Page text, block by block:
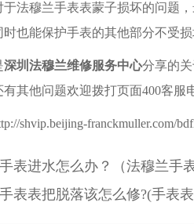
穆兰手表表蒙子损坏的问题，
也能保护手表的其他部分不受损
深圳法穆兰维修服务中心分享的关
其他问题欢迎拨打页面400客服
shvip.beijing-franckmuller.com/
表进水怎么办？（法穆兰手
表表把脱落该怎么修?(手表